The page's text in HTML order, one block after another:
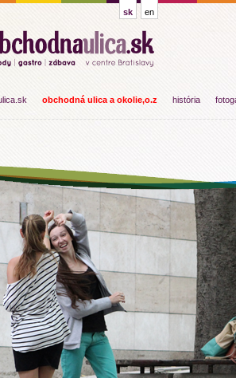
sk en
obchodná ulica a okolie,o.z história